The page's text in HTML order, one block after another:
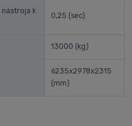
k
0,25 (sec)
13000 (kg)
6235x2978x2315
(mm)